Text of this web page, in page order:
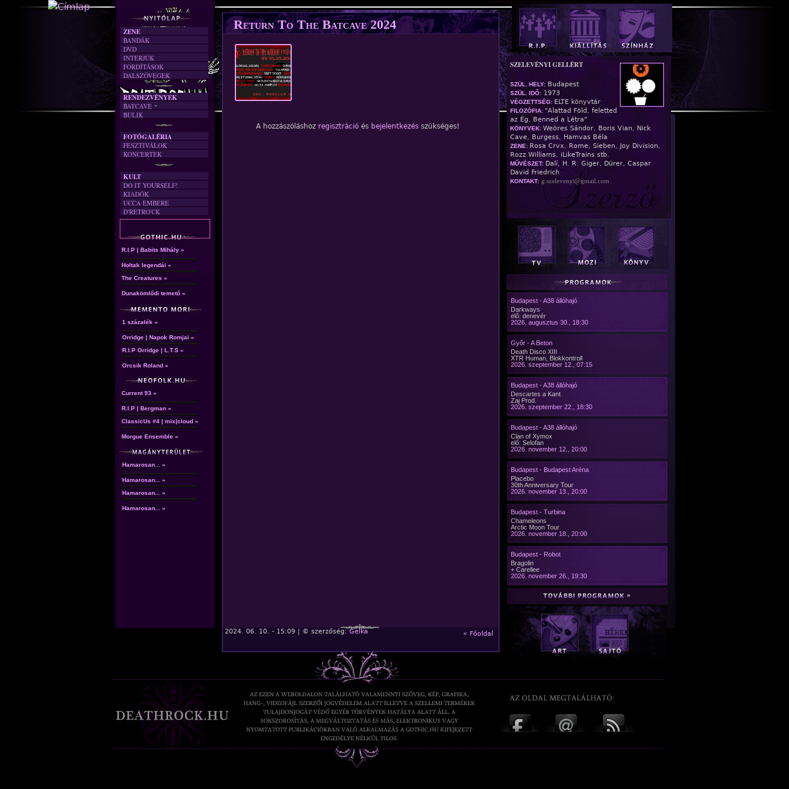
Jump to navigation
Return To The Batcave 2024
A hozzászóláshoz regisztráció és bejelentkezés szükséges!
2024. 06. 10. - 15:09 | © szerzőség:Gelka « Főoldal
ZENE
BANDÁK
DVD
INTERJÚK
FORDÍTÁSOK
DALSZÖVEGEK
RENDEZVÉNYEK
BATCAVE
AKTUÁLIS
A MÚLT
BULIK
FOTÓGALÉRIA
FESZTIVÁLOK
KONCERTEK
KULT
DO IT YOURSELF!
KIADÓK
UCCA EMBERE
D'RETRO'CK
R.I.P | Babits Mihály »
Holtak legendái »
The Creatures »
Dunakömlődi temető »
1 százalék »
Orridge | Napok Romjai »
R.I.P Orridge | L.T.S »
Orcsik Roland »
Current 93 »
R.I.P | Bergman »
ClassicUs #4 | mix|cloud »
Morgue Ensemble »
Hamarosan... »
Hamarosan... »
Hamarosan... »
Hamarosan... »
SZELEVÉNYI GELLÉRT
SZÜL. HELY: Budapest
SZÜL. IDŐ: 1973
VÉGZETTSÉG: ELTE könyvtár
FILOZÓFIA: "Alattad Föld, feletted
az Ég, Benned a Létra"
KÖNYVEK: Weöres Sándor, Boris Vian, Nick
Cave, Burgess, Hamvas Béla
ZENE: Rosa Crvx, Rome, Sieben, Joy Division,
Rozz Williams, iLikeTrains stb.
MŰVÉSZET: Dalí, H. R. Giger, Dürer, Caspar
David Friedrich
KONTAKT: g.szelevenyi@gmail.com
Budapest - A38 állóhajó
Darkways
elő: denevér
2026. augusztus 30., 18:30
Győr - A Beton
Death Disco XIII
XTR Human, Blokkontroll
2026. szeptember 12., 07:15
Budapest - A38 állóhajó
Descartes a Kant
Zaj Prod.
2026. szeptember 22., 18:30
Budapest - A38 állóhajó
Clan of Xymox
elő: Selofan
2026. november 12., 20:00
Budapest - Budapest Aréna
Placebo
30th Anniversary Tour
2026. november 13., 20:00
Budapest - Turbina
Chameleons
Arctic Moon Tour
2026. november 18., 20:00
Budapest - Robot
Bragolin
+ Carellee
2026. november 26., 19:30